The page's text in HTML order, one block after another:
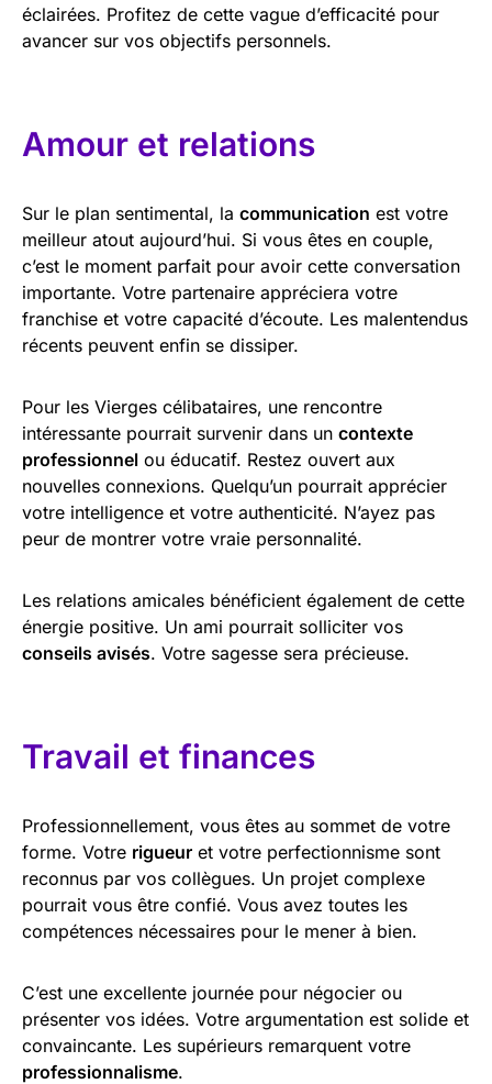
éclairées. Profitez de cette vague d’efficacité pour
avancer sur vos objectifs personnels.
Amour et relations
Sur le plan sentimental, la communication est votre
meilleur atout aujourd’hui. Si vous êtes en couple,
c’est le moment parfait pour avoir cette conversation
importante. Votre partenaire appréciera votre
franchise et votre capacité d’écoute. Les malentendus
récents peuvent enfin se dissiper.
Pour les Vierges célibataires, une rencontre
intéressante pourrait survenir dans un contexte
professionnel ou éducatif. Restez ouvert aux
nouvelles connexions. Quelqu’un pourrait apprécier
votre intelligence et votre authenticité. N’ayez pas
peur de montrer votre vraie personnalité.
Les relations amicales bénéficient également de cette
énergie positive. Un ami pourrait solliciter vos
conseils avisés. Votre sagesse sera précieuse.
Travail et finances
Professionnellement, vous êtes au sommet de votre
forme. Votre rigueur et votre perfectionnisme sont
reconnus par vos collègues. Un projet complexe
pourrait vous être confié. Vous avez toutes les
compétences nécessaires pour le mener à bien.
C’est une excellente journée pour négocier ou
présenter vos idées. Votre argumentation est solide et
convaincante. Les supérieurs remarquent votre
professionnalisme.